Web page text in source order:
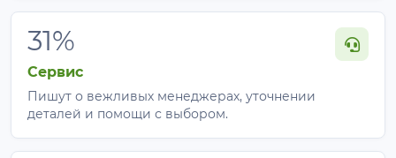
31%
Сервис
Пишут о вежливых менеджерах, уточнении
деталей и помощи с выбором.